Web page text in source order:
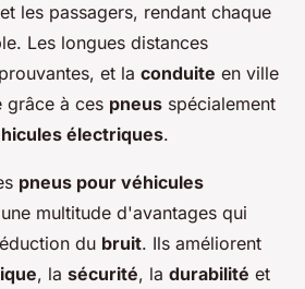
les passagers, rendant chaque
Les longues distances
et la conduite en ville
grâce à ces pneus spécialement
électriques.
pneus pour véhicules
multitude d'avantages qui
du bruit. Ils améliorent
, la sécurité, la durabilité et